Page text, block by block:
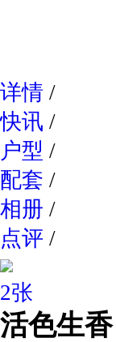
详情 /
快讯 /
户型 /
配套 /
相册 /
点评 /
2张
活色生香